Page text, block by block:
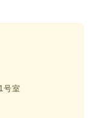
号室